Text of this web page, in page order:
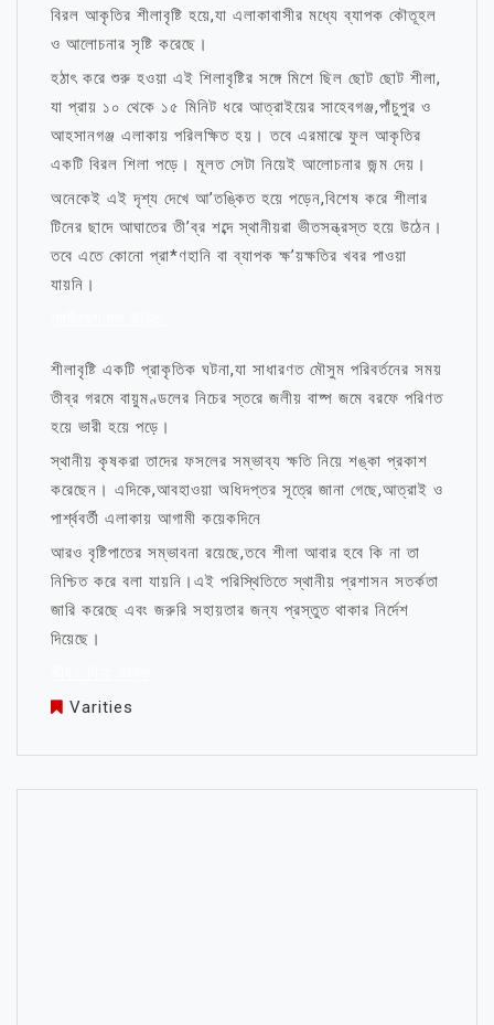
বিরল আকৃতির শীলাবৃষ্টি হয়ে,যা এলাকাবাসীর মধ্যে ব্যাপক কৌতূহল
ও আলোচনার সৃষ্টি করেছে।
হঠাৎ করে শুরু হওয়া এই শিলাবৃষ্টির সঙ্গে মিশে ছিল ছোট ছোট শীলা,
যা প্রায় ১০ থেকে ১৫ মিনিট ধরে আত্রাইয়ের সাহেবগঞ্জ,পাঁচুপুর ও
আহসানগঞ্জ এলাকায় পরিলক্ষিত হয়। তবে এরমাঝে ফুল আকৃতির
একটি বিরল শিলা পড়ে। মূলত সেটা নিয়েই আলোচনার জন্ম দেয়।
অনেকেই এই দৃশ্য দেখে আ’তঙ্কিত হয়ে পড়েন,বিশেষ করে শীলার
টিনের ছাদে আঘাতের তী’ব্র শব্দে স্থানীয়রা ভীতসন্ত্রস্ত হয়ে উঠেন।
তবে এতে কোনো প্রা*ণহানি বা ব্যাপক ক্ষ’য়ক্ষতির খবর পাওয়া
যায়নি।
শীলাবৃষ্টি একটি প্রাকৃতিক ঘটনা,যা সাধারণত মৌসুম পরিবর্তনের সময়
তীব্র গরমে বায়ুমণ্ডলের নিচের স্তরে জলীয় বাষ্প জমে বরফে পরিণত
হয়ে ভারী হয়ে পড়ে।
স্থানীয় কৃষকরা তাদের ফসলের সম্ভাব্য ক্ষতি নিয়ে শঙ্কা প্রকাশ
করেছেন। এদিকে,আবহাওয়া অধিদপ্তর সূত্রে জানা গেছে,আত্রাই ও
পার্শ্ববর্তী এলাকায় আগামী কয়েকদিনে
আরও বৃষ্টিপাতের সম্ভাবনা রয়েছে,তবে শীলা আবার হবে কি না তা
নিশ্চিত করে বলা যায়নি।এই পরিস্থিতিতে স্থানীয় প্রশাসন সতর্কতা
জারি করেছে এবং জরুরি সহায়তার জন্য প্রস্তুত থাকার নির্দেশ
দিয়েছে।
Varities